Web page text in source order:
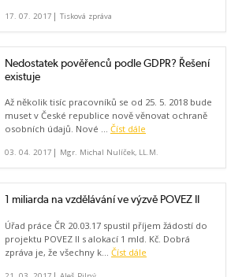
17. 07. 2017 | Tisková zpráva
Nedostatek pověřenců podle GDPR? Řešení
existuje
Až několik tisíc pracovníků se od 25. 5. 2018 bude
muset v České republice nově věnovat ochraně
osobních údajů. Nové ... Číst dále
03. 04. 2017 | Mgr. Michal Nulíček, LL.M.
1 miliarda na vzdělávání ve výzvě POVEZ II
Úřad práce ČR 20.03.17 spustil příjem žádostí do
projektu POVEZ II s alokací 1 mld. Kč. Dobrá
zpráva je, že všechny k... Číst dále